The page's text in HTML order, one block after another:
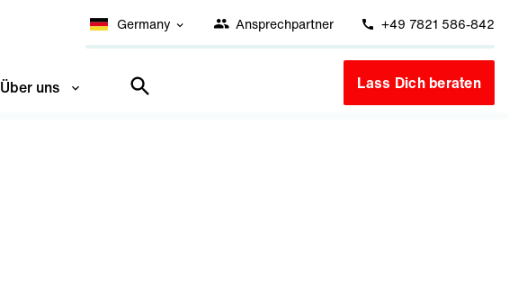
Germany Ansprechpartner +49 7821 586-842
Über uns Lass Dich beraten